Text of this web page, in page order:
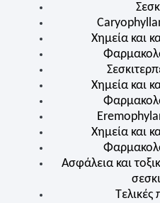
Χημεία και
Χημεία και
Χημεία και
Ασφάλεια και
Τελικές